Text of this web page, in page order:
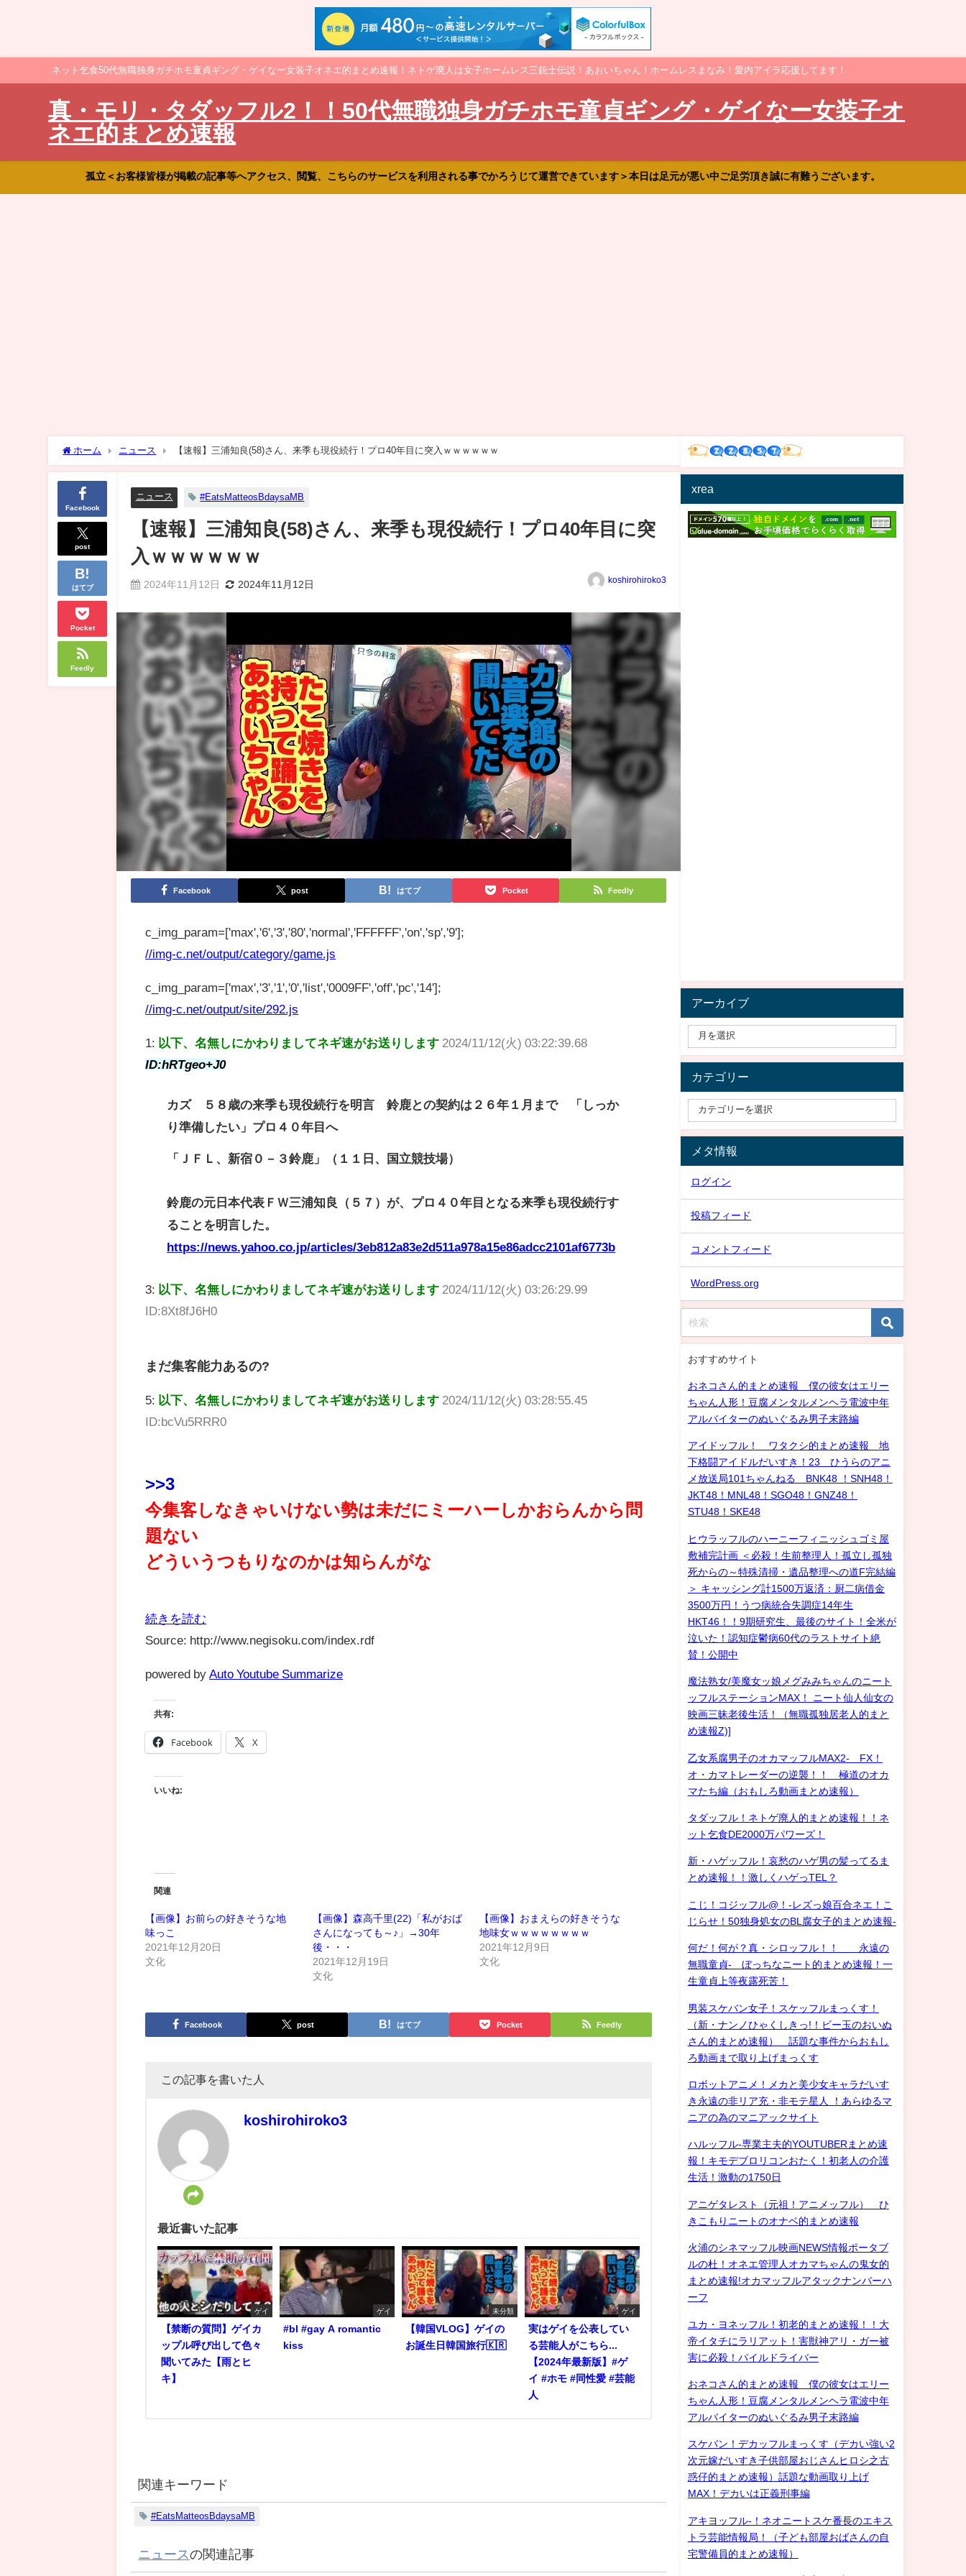
ネット乞食50代無職独身ガチホモ童貞ギング・ゲイなー女装子オネエ的まとめ速報！ネトゲ廃人は女子ホームレス三銃士伝説！あおいちゃん！ホームレスまなみ！愛内アイラ応援してます！
真・モリ・タダッフル2！！50代無職独身ガチホモ童貞ギング・ゲイなー女装子オ
ネエ的まとめ速報
孤立＜お客様皆様が掲載の記事等へアクセス、閲覧、こちらのサービスを利用される事でかろうじて運営できています＞本日は足元が悪い中ご足労頂き誠に有難うございます。
ホーム ニュース 【速報】三浦知良(58)さん、来季も現役続行！プロ40年目に突入ｗｗｗｗｗｗ
Facebook
post
はてブ
Pocket
Feedly
ニュース #EatsMatteosBdaysaMB
【速報】三浦知良(58)さん、来季も現役続行！プロ40年目に突
入ｗｗｗｗｗｗ
2024年11月12日 2024年11月12日 koshirohiroko3
Facebook post はてブ Pocket Feedly
c_img_param=['max','6','3','80','normal','FFFFFF','on','sp','9'];
//img-c.net/output/category/game.js
c_img_param=['max','3','1','0','list','0009FF','off','pc','14'];
//img-c.net/output/site/292.js
1: 以下、名無しにかわりましてネギ速がお送りします 2024/11/12(火) 03:22:39.68
ID:hRTgeo+J0
カズ ５８歳の来季も現役続行を明言 鈴鹿との契約は２６年１月まで 「しっか
り準備したい」プロ４０年目へ
「ＪＦＬ、新宿０－３鈴鹿」（１１日、国立競技場）
鈴鹿の元日本代表ＦＷ三浦知良（５７）が、プロ４０年目となる来季も現役続行す
ることを明言した。
https://news.yahoo.co.jp/articles/3eb812a83e2d511a978a15e86adcc2101af6773b
3: 以下、名無しにかわりましてネギ速がお送りします 2024/11/12(火) 03:26:29.99
ID:8Xt8fJ6H0
まだ集客能力あるの?
5: 以下、名無しにかわりましてネギ速がお送りします 2024/11/12(火) 03:28:55.45
ID:bcVu5RRR0
>>3
今集客しなきゃいけない勢は未だにミーハーしかおらんから問
題ない
どういうつもりなのかは知らんがな
続きを読む
Source: http://www.negisoku.com/index.rdf
powered by Auto Youtube Summarize
共有:
Facebook X
いいね:
関連
【画像】お前らの好きそうな地
味っこ
2021年12月20日
文化
【画像】森高千里(22)「私がおば
さんになっても～♪」→30年
後・・・
2021年12月19日
文化
【画像】おまえらの好きそうな
地味女ｗｗｗｗｗｗｗｗ
2021年12月9日
文化
Facebook post はてブ Pocket Feedly
この記事を書いた人
koshirohiroko3
最近書いた記事
ゲイ
【禁断の質問】ゲイカ
ップル呼び出して色々
聞いてみた【雨とヒ
キ】
ゲイ
#bl #gay A romantic
kiss
未分類
【韓国VLOG】ゲイの
お誕生日韓国旅行🇰🇷
ゲイ
実はゲイを公表してい
る芸能人がこちら...
【2024年最新版】#ゲ
イ #ホモ #同性愛 #芸能
人
関連キーワード
#EatsMatteosBdaysaMB
ニュースの関連記事
xrea
アーカイブ
カテゴリー
メタ情報
ログイン
投稿フィード
コメントフィード
WordPress.org
おすすめサイト
おネコさん的まとめ速報 僕の彼女はエリー
ちゃん人形！豆腐メンタルメンヘラ電波中年
アルバイターのぬいぐるみ男子末路編
アイドッフル！ ワタクシ的まとめ速報 地
下格闘アイドルだいすき！23 ひうらのアニ
メ放送局101ちゃんねる BNK48 ！SNH48！
JKT48！MNL48！SGO48！GNZ48！
STU48！SKE48
ヒウラッフルのハーニーフィニッシュゴミ屋
敷補完計画 ＜必殺！生前整理人！孤立し孤独
死からの～特殊清掃・遺品整理への道F完結編
＞ キャッシング計1500万返済：厨二病借金
3500万円！うつ病統合失調症14年生
HKT46！！9期研究生、最後のサイト！全米が
泣いた！認知症鬱病60代のラストサイト絶
賛！公開中
魔法熟女/美魔女ッ娘メグみみちゃんのニート
ッフルステーションMAX！ ニート仙人仙女の
映画三昧老後生活！（無職孤独居老人的まと
め速報Z)]
乙女系腐男子のオカマッフルMAX2- FX！
オ・カマトレーダーの逆襲！！ 極道のオカ
マたち編（おもしろ動画まとめ速報）
タダッフル！ネトゲ廃人的まとめ速報！！ネ
ット乞食DE2000万パワーズ！
新・ハゲッフル！哀愁のハゲ男の髪ってるま
とめ速報！！激しくハゲっTEL？
こじ！コジッフル@！-レズっ娘百合ネエ！こ
じらせ！50独身処女のBL腐女子的まとめ速報-
何だ！何が？真・シロッフル！！ 永遠の
無職童貞- ぼっちなニート的まとめ速報！一
生童貞上等夜露死苦！
男装スケバン女子！スケッフルまっくす！
（新・ナンノひゃくしきっ!！ビー玉のおいぬ
さん的まとめ速報） 話題な事件からおもし
ろ動画まで取り上げまっくす
ロボットアニメ！メカと美少女キャラだいす
き永遠の非リア充・非モテ星人 ！あらゆるマ
ニアの為のマニアックサイト
ハルッフル-専業主夫的YOUTUBERまとめ速
報！キモデブロリコンおたく！初老人の介護
生活！激動の1750日
アニゲタレスト（元祖！アニメッフル） ひ
きこもりニートのオナベ的まとめ速報
火浦のシネマッフル映画NEWS情報ポータブ
ルの杜！オネエ管理人オカマちゃんの鬼女的
まとめ速報!オカマッフルアタックナンバーハ
ーフ
ユカ・ヨネッフル！初老的まとめ速報！！大
帝イタチにラリアット！害獣神アリ・ガー被
害に必殺！パイルドライバー
おネコさん的まとめ速報 僕の彼女はエリー
ちゃん人形！豆腐メンタルメンヘラ電波中年
アルバイターのぬいぐるみ男子末路編
スケバン！デカッフルまっくす（デカい強い2
次元嫁だいすき子供部屋おじさんヒロシ之古
惑仔的まとめ速報）話題な動画取り上げ
MAX！デカいは正義刑事編
アキヨッフル-！ネオニートスケ番長のエキス
トラ芸能情報局！（子ども部屋おばさんの自
宅警備員的まとめ速報）